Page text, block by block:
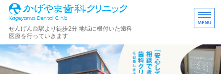
越谷市千間台東 かげや
せんげん台駅より徒歩2分 地域に根付いた歯科
医療を行っていきます
ホーム